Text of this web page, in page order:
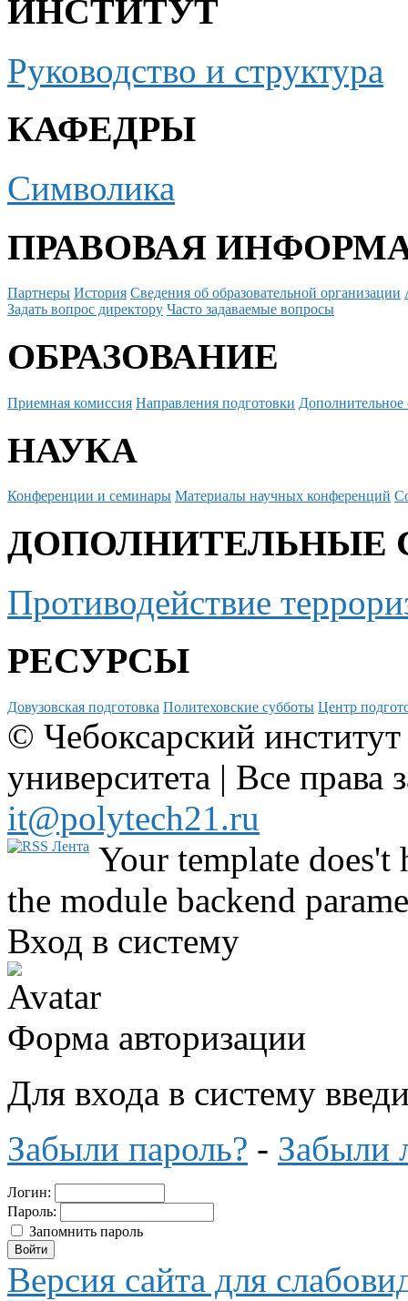
ИНСТИТУТ
Руководство и структура
КАФЕДРЫ
Символика
ПРАВОВАЯ
Партнеры История Сведения об образовательной организации
Задать вопрос директору Часто задаваемые вопросы
ОБРАЗОВАНИЕ
Приемная комиссия Направления подготовки Дополнительное
НАУКА
Конференции и семинары Материалы научных конференций
ДОПОЛНИТЕЛЬНЫЕ
Противодействие
РЕСУРСЫ
Довузовская подготовка Политеховские субботы Центр
© Чебоксарский
университета | Все
it@polytech21.ru
Your template
the module backend
Вход в систему
Форма авторизации
Для входа в систему
Забыли пароль? - Забыли
Логин:
Пароль:
Запомнить пароль
Версия сайта для